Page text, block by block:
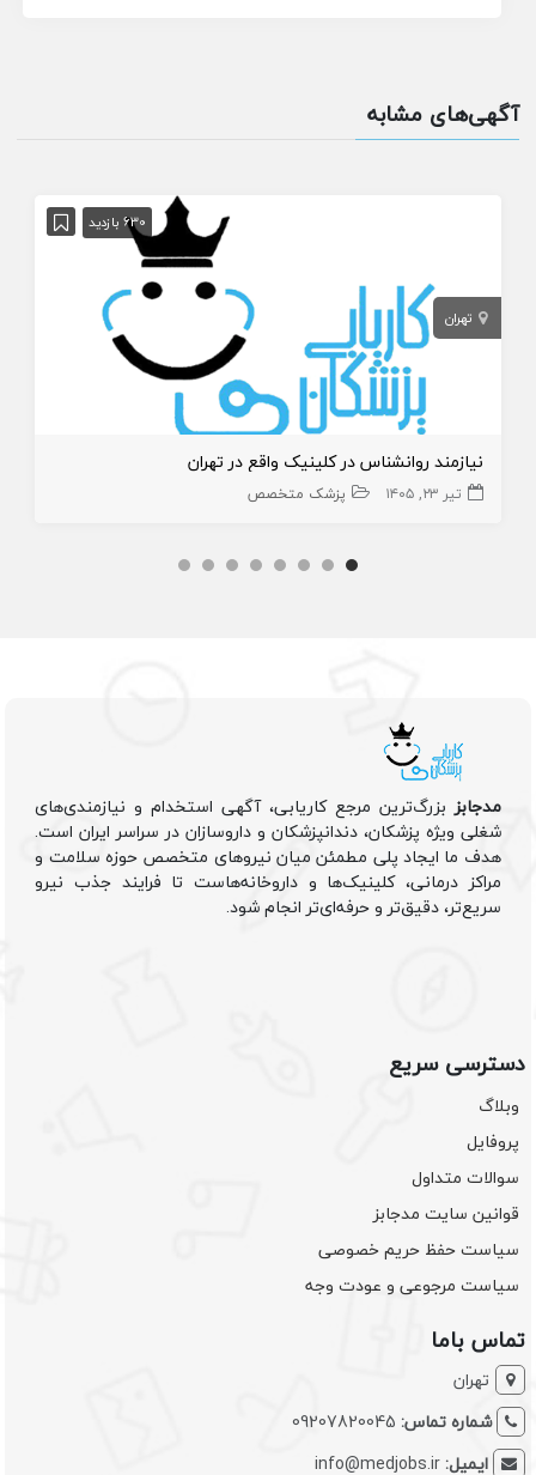
آگهی‌های مشابه
630 بازدید
تهران
نیازمند روانشناس در کلینیک واقع در تهران
تیر ۲۳, ۱۴۰۵ پزشک متخصص
مدجابزبزرگ‌ترین مرجع کاریابی، آگهی استخدام و نیازمندی‌های
شغلی ویژه پزشکان، دندانپزشکان و داروسازان در سراسر ایران است.
هدف ما ایجاد پلی مطمئن میان نیروهای متخصص حوزه سلامت و
مراکز درمانی، کلینیک‌ها و داروخانه‌هاست تا فرایند جذب نیرو
سریع‌تر، دقیق‌تر و حرفه‌ای‌تر انجام شود.
دسترسی سریع
وبلاگ
پروفایل
سوالات متداول
قوانین سایت مدجابز
سیاست حفظ حریم خصوصی
سیاست مرجوعی و عودت وجه
تماس باما
تهران
شماره تماس: 09207820045
ایمیل:info@medjobs.ir